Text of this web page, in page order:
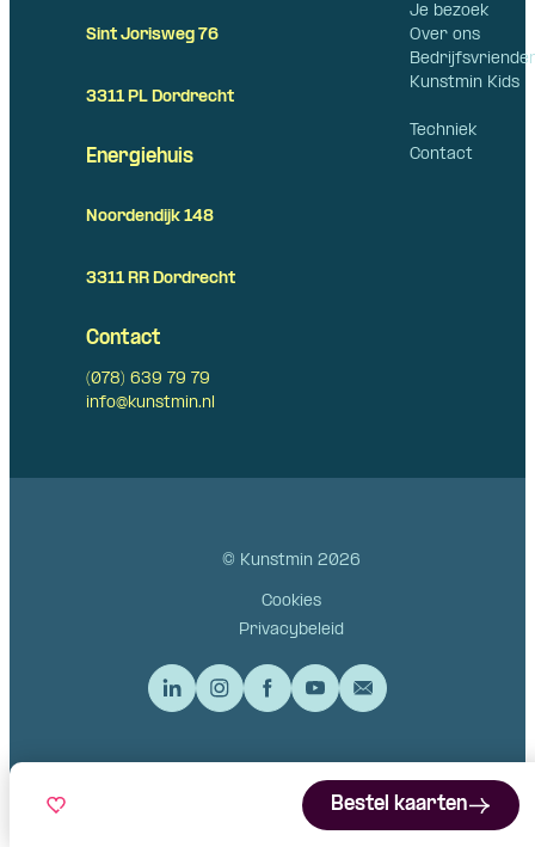
Bestel kaarten
Je bezoek
Over ons
Kunstmin Kids
Techniek
Contact
Sint Jorisweg 76
3311 PL Dordrecht
Energiehuis
Noordendijk 148
3311 RR Dordrecht
Contact
(078) 639 79 79
info@kunstmin.nl
© Kunstmin 2026
Cookies
Privacybeleid